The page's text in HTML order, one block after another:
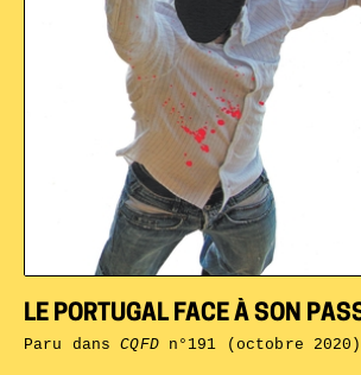
LE PORTUGAL FACE À SON
Paru dansCQFDn°191 (octobre 2020)